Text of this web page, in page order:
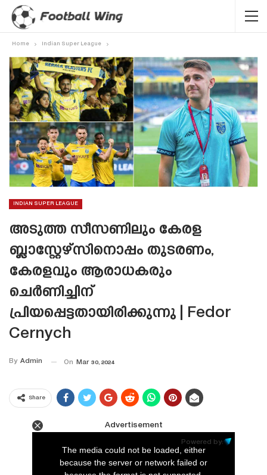
Home Indian Super League
INDIAN SUPER LEAGUE
അടുത്ത സീസണിലും കേരള
ബ്ലാസ്റ്റേഴ്‌സിനൊപ്പം തുടരണം,
കേരളവും ആരാധകരും
ചെർണിച്ചിന്
പ്രിയപ്പെട്ടതായിരിക്കുന്നു | Fedor
Cernych
By Admin On Mar 30, 2024
Share
Advertisement
Powered by:
The media could not be loaded, either
because the server or network failed or